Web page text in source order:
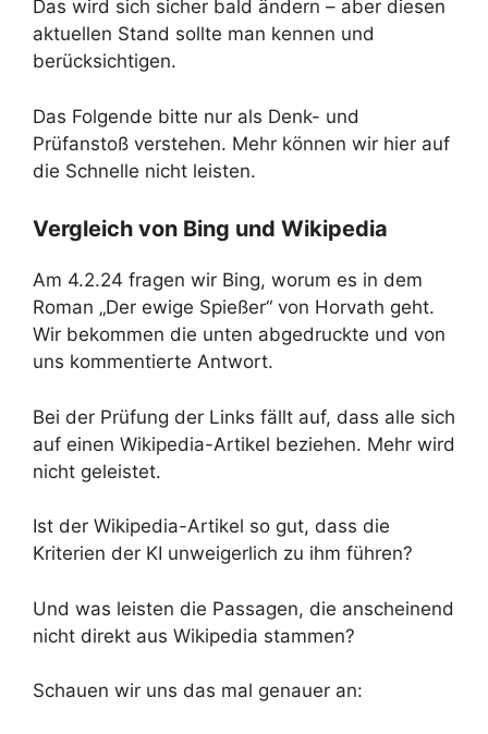
Das wird sich sicher bald ändern – aber diesen
aktuellen Stand sollte man kennen und
berücksichtigen.
Das Folgende bitte nur als Denk- und
Prüfanstoß verstehen. Mehr können wir hier auf
die Schnelle nicht leisten.
Vergleich von Bing und Wikipedia
Am 4.2.24 fragen wir Bing, worum es in dem
Roman „Der ewige Spießer“ von Horvath geht.
Wir bekommen die unten abgedruckte und von
uns kommentierte Antwort.
Bei der Prüfung der Links fällt auf, dass alle sich
auf einen Wikipedia-Artikel beziehen. Mehr wird
nicht geleistet.
Ist der Wikipedia-Artikel so gut, dass die
Kriterien der KI unweigerlich zu ihm führen?
Und was leisten die Passagen, die anscheinend
nicht direkt aus Wikipedia stammen?
Schauen wir uns das mal genauer an: